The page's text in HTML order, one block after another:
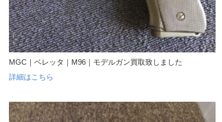
MGC｜ベレッタ｜M96｜モデルガン買取致しました
詳細はこちら